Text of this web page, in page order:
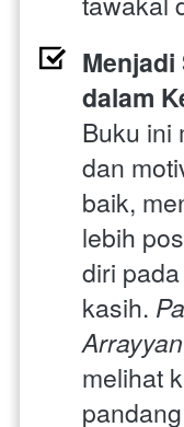
Buku ini
dan
baik,
lebih
diri
kasih.
Arrayyan
melihat